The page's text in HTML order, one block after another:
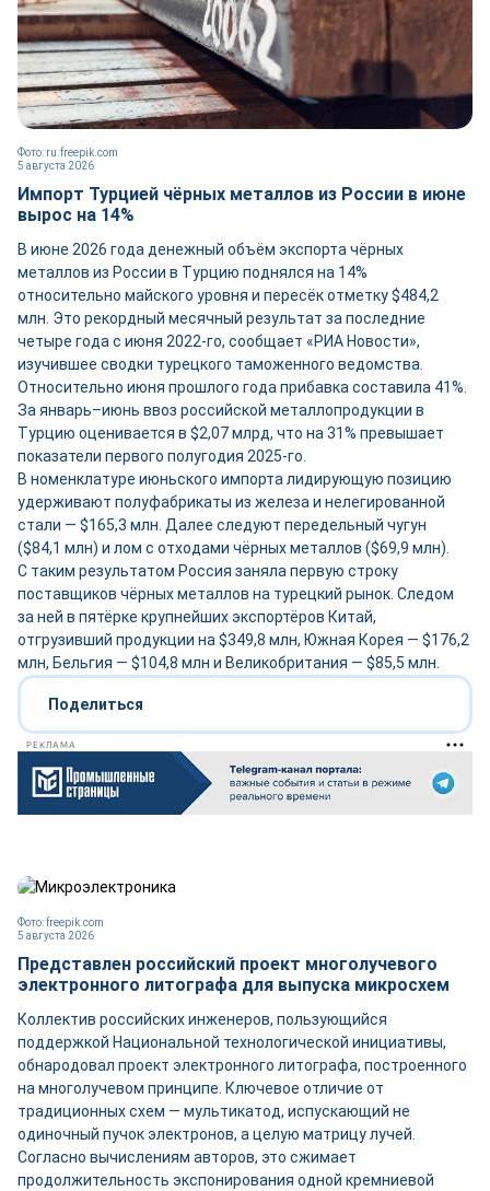
5 августа 2026
Фото: ru.freepik.com
Импорт Турцией чёрных металлов из России в июне
вырос на 14%
В июне 2026 года денежный объём экспорта чёрных
металлов из России в Турцию поднялся на 14%
относительно майского уровня и пересёк отметку $484,2
млн. Это рекордный месячный результат за последние
четыре года с июня 2022-го, сообщает «РИА Новости»,
изучившее сводки турецкого таможенного ведомства.
Относительно июня прошлого года прибавка составила 41%.
За январь–июнь ввоз российской металлопродукции в
Турцию оценивается в $2,07 млрд, что на 31% превышает
показатели первого полугодия 2025-го.
В номенклатуре июньского импорта лидирующую позицию
удерживают полуфабрикаты из железа и нелегированной
стали — $165,3 млн. Далее следуют передельный чугун
($84,1 млн) и лом с отходами чёрных металлов ($69,9 млн).
С таким результатом Россия заняла первую строку
поставщиков чёрных металлов на турецкий рынок. Следом
за ней в пятёрке крупнейших экспортёров Китай,
отгрузивший продукции на $349,8 млн, Южная Корея — $176,2
млн, Бельгия — $104,8 млн и Великобритания — $85,5 млн.
Поделиться
РЕКЛАМА
5 августа 2026
Фото: freepik.com
Представлен российский проект многолучевого
электронного литографа для выпуска микросхем
Коллектив российских инженеров, пользующийся
поддержкой Национальной технологической инициативы,
обнародовал проект электронного литографа, построенного
на многолучевом принципе. Ключевое отличие от
традиционных схем — мультикатод, испускающий не
одиночный пучок электронов, а целую матрицу лучей.
Согласно вычислениям авторов, это сжимает
продолжительность экспонирования одной кремниевой